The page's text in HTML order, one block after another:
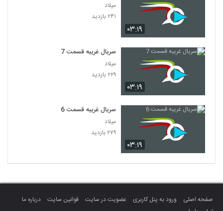
۰۳:۱۹
میلاد
۲۴۱ بازدید
۰۳:۱۹
سریال غریبه قسمت 7
میلاد
۲۲۹ بازدید
۰۳:۱۹
سریال غریبه قسمت 6
میلاد
۲۷۹ بازدید
صفحه اصلی ورود به پنل کاربری عضویت در سایت قوانین سایت
درباره ما